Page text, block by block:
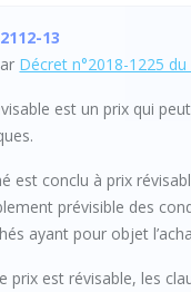
13
Décret n°2018-1225
est un prix qui
est conclu à prix
prévisible des
ayant pour objet
prix est révisable, les